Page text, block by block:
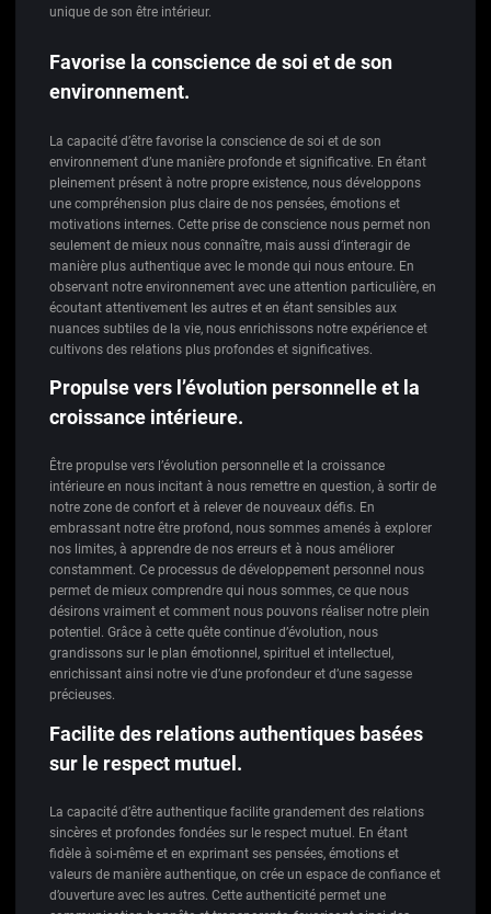
unique de son être intérieur.
Favorise la conscience de soi et de son
environnement.
La capacité d’être favorise la conscience de soi et de son
environnement d’une manière profonde et significative. En étant
pleinement présent à notre propre existence, nous développons
une compréhension plus claire de nos pensées, émotions et
motivations internes. Cette prise de conscience nous permet non
seulement de mieux nous connaître, mais aussi d’interagir de
manière plus authentique avec le monde qui nous entoure. En
observant notre environnement avec une attention particulière, en
écoutant attentivement les autres et en étant sensibles aux
nuances subtiles de la vie, nous enrichissons notre expérience et
cultivons des relations plus profondes et significatives.
Propulse vers l’évolution personnelle et la
croissance intérieure.
Être propulse vers l’évolution personnelle et la croissance
intérieure en nous incitant à nous remettre en question, à sortir de
notre zone de confort et à relever de nouveaux défis. En
embrassant notre être profond, nous sommes amenés à explorer
nos limites, à apprendre de nos erreurs et à nous améliorer
constamment. Ce processus de développement personnel nous
permet de mieux comprendre qui nous sommes, ce que nous
désirons vraiment et comment nous pouvons réaliser notre plein
potentiel. Grâce à cette quête continue d’évolution, nous
grandissons sur le plan émotionnel, spirituel et intellectuel,
enrichissant ainsi notre vie d’une profondeur et d’une sagesse
précieuses.
Facilite des relations authentiques basées
sur le respect mutuel.
La capacité d’être authentique facilite grandement des relations
sincères et profondes fondées sur le respect mutuel. En étant
fidèle à soi-même et en exprimant ses pensées, émotions et
valeurs de manière authentique, on crée un espace de confiance et
d’ouverture avec les autres. Cette authenticité permet une